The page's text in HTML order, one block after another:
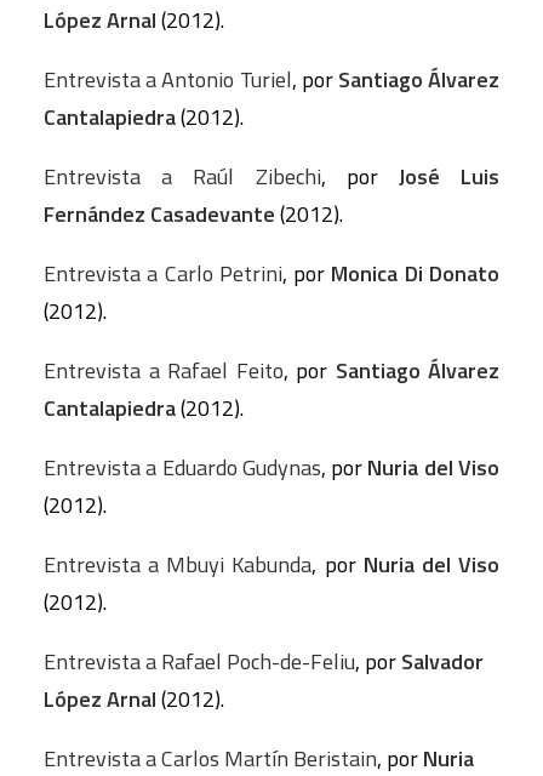
López Arnal(2012).
Entrevista a Antonio Turiel, porSantiago Álvarez
Cantalapiedra(2012).
Entrevista a Raúl Zibechi, por José Luis
Fernández Casadevante(2012).
Entrevista a Carlo Petrini, por Monica Di Donato
(2012).
Entrevista a Rafael Feito, por Santiago Álvarez
Cantalapiedra(2012).
Entrevista a Eduardo Gudynas, porNuria del Viso
(2012).
Entrevista a Mbuyi Kabunda, por Nuria del Viso
(2012).
Entrevista a Rafael Poch-de-Feliu, porSalvador
López Arnal(2012).
Entrevista a Carlos Martín Beristain, porNuria